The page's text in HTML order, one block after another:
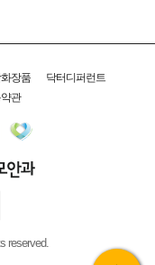
장품
닥터디퍼런트
관
reserved.